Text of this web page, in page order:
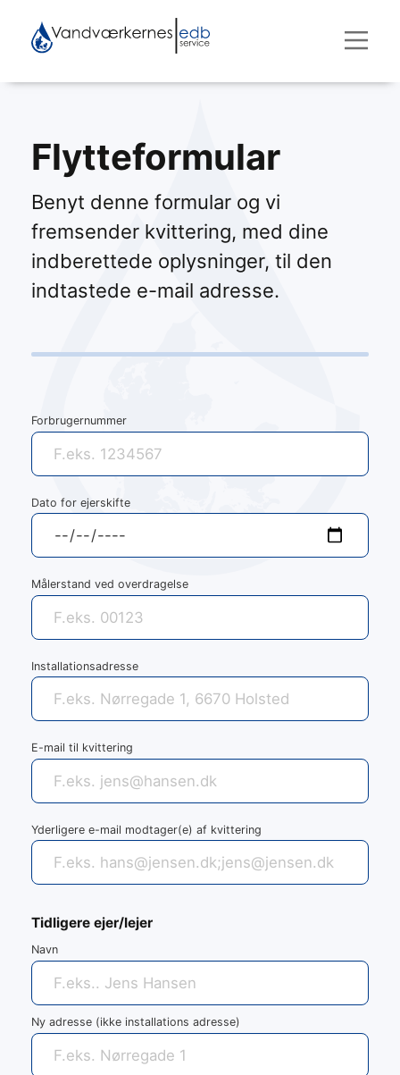
Flytteformular
Benyt denne formular og vi
fremsender kvittering, med dine
indberettede oplysninger, til den
indtastede e-mail adresse.
Forbrugernummer
Dato for ejerskifte
Målerstand ved overdragelse
Installationsadresse
E-mail til kvittering
Yderligere e-mail modtager(e) af kvittering
Tidligere ejer/lejer
Navn
Ny adresse (ikke installations adresse)